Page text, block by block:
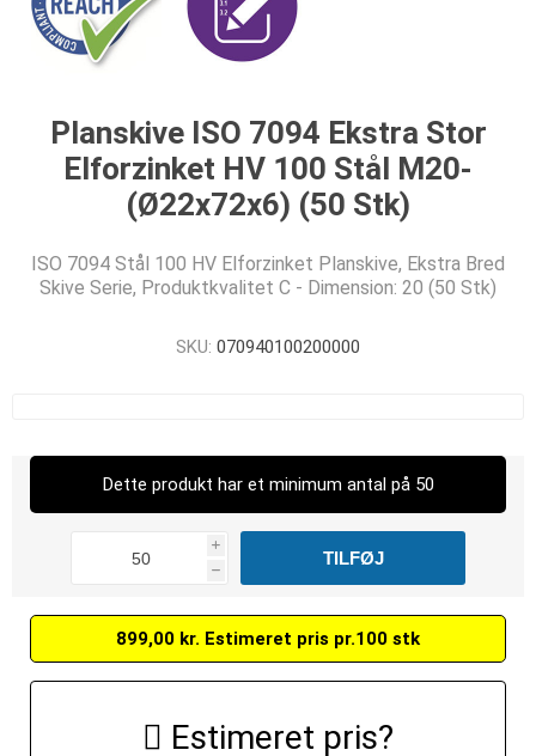
Planskive ISO 7094 Ekstra Stor
Elforzinket HV 100 Stål M20-
(Ø22x72x6) (50 Stk)
ISO 7094 Stål 100 HV Elforzinket Planskive, Ekstra Bred
Skive Serie, Produktkvalitet C - Dimension: 20 (50 Stk)
SKU: 070940100200000
Dette produkt har et minimum antal på 50
i
h
899,00 kr. Estimeret pris pr.100 stk
Estimeret pris?